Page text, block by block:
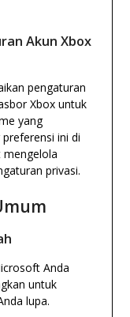
Akun Xbox
pengaturan
Xbox untuk
yang
ini di
mengelola
privasi.
Anda
untuk
lupa.